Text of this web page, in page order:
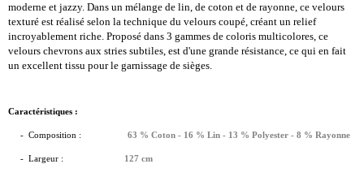
moderne et jazzy. Dans un mélange de lin, de coton et de rayonne, ce velours
texturé est réalisé selon la technique du velours coupé, créant un relief
incroyablement riche. Proposé dans 3 gammes de coloris multicolores, ce
velours chevrons aux stries subtiles, est d'une grande résistance, ce qui en fait
un excellent tissu pour le garnissage de sièges.
Caractéristiques :
- Composition : 63 % Coton - 16 % Lin - 13 % Polyester - 8 % Rayonne
- Largeur : 127 cm